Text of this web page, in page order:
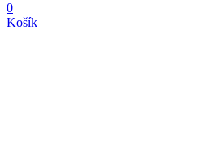
0
Košík